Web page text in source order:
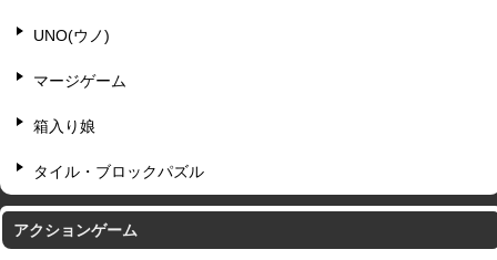
UNO(ウノ)
マージゲーム
箱入り娘
タイル・ブロックパズル
アクションゲーム